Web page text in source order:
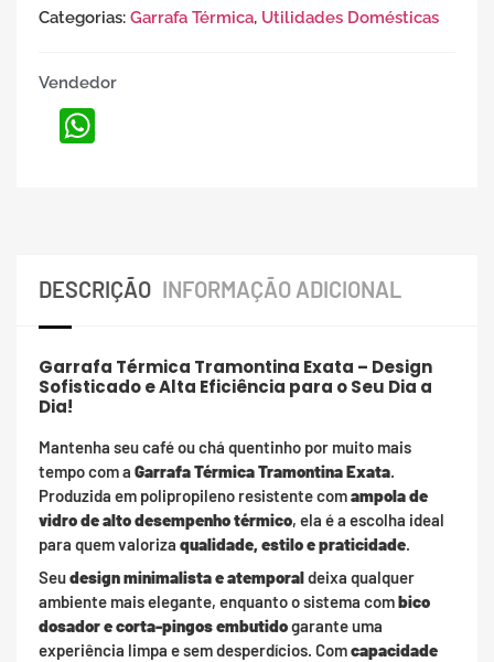
Categorias: Garrafa Térmica, Utilidades Domésticas
Vendedor
DESCRIÇÃO INFORMAÇÃO ADICIONAL
Garrafa Térmica Tramontina Exata – Design
Sofisticado e Alta Eficiência para o Seu Dia a
Dia!
Mantenha seu café ou chá quentinho por muito mais
tempo com a Garrafa Térmica Tramontina Exata.
Produzida em polipropileno resistente comampola de
vidro de alto desempenho térmico, ela é a escolha ideal
para quem valoriza qualidade, estilo e praticidade.
Seudesign minimalista e atemporaldeixa qualquer
ambiente mais elegante, enquanto o sistema combico
dosador e corta-pingos embutidogarante uma
experiência limpa e sem desperdícios. Comcapacidade